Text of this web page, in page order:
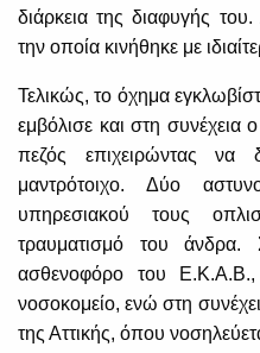
διάρκεια της διαφυγής
την οποία κινήθηκε με
Τελικώς, το όχημα
εμβόλισε και στη συνέχεια
πεζός επιχειρώντας να
μαντρότοιχο. Δύο
υπηρεσιακού τους
τραυματισμό του άνδρα.
ασθενοφόρο του
νοσοκομείο, ενώ στη
της Αττικής, όπου